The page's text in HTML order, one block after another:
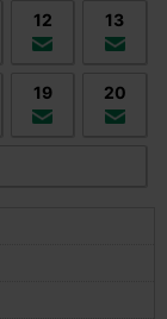
12 13
19 20